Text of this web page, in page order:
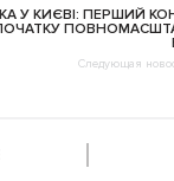
У КИЄВІ: ПЕРШИЙ
Следующая